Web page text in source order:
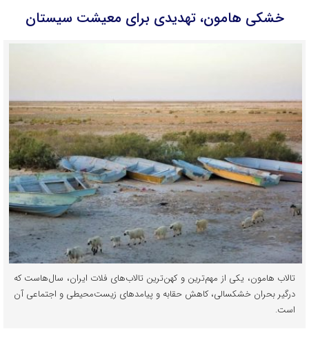
خشکی هامون، تهدیدی برای معیشت سیستان
تالاب هامون، یکی از مهم‌ترین و کهن‌ترین تالاب‌های فلات ایران، سال‌هاست که
درگیر بحران خشکسالی، کاهش حقابه و پیامدهای زیست‌محیطی و اجتماعی آن
است.